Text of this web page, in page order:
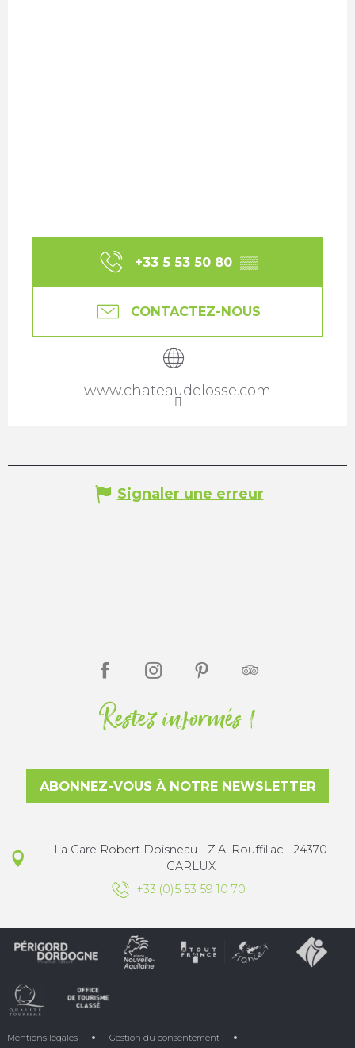
+33 5 53 50 80 ▒▒
CONTACTEZ-NOUS
www.chateaudelosse.com
Signaler une erreur
Restez informés !
ABONNEZ-VOUS À NOTRE NEWSLETTER
La Gare Robert Doisneau - Z.A. Rouffillac - 24370
CARLUX
+33 (0)5 53 59 10 70
Mentions légales Gestion du consentement